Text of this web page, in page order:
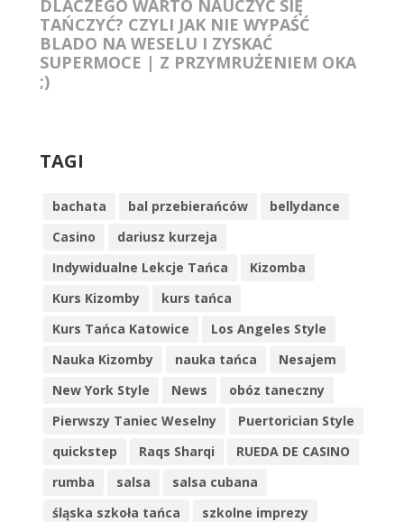
DLACZEGO WARTO NAUCZYĆ SIĘ
TAŃCZYĆ? CZYLI JAK NIE WYPAŚĆ
BLADO NA WESELU I ZYSKAĆ
SUPERMOCE | Z PRZYMRUŻENIEM OKA
;)
TAGI
bachata bal przebierańców
bellydance
Casino
dariusz kurzeja
Indywidualne Lekcje Tańca
Kizomba
Kurs Kizomby
kurs tańca
Kurs Tańca Katowice
Los Angeles Style
Nauka Kizomby
nauka tańca
Nesajem
New York Style
News
obóz taneczny
Pierwszy Taniec Weselny
Puertorician Style
quickstep
Raqs Sharqi
RUEDA DE CASINO
rumba
salsa
salsa cubana
śląska szkoła tańca
szkolne imprezy